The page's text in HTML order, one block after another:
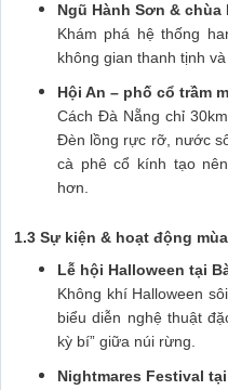
Ngũ Hành Sơn & chùa
Khám phá hệ thống
không gian thanh tịnh
Hội An – phố cổ trầm
Cách Đà Nẵng chỉ
Đèn lồng rực rỡ, nước
cà phê cổ kính tạo
hơn.
1.3 Sự kiện & hoạt động
Lễ hội Halloween tại
Không khí Halloween
biểu diễn nghệ thuật
kỳ bí” giữa núi rừng.
Nightmares Festival